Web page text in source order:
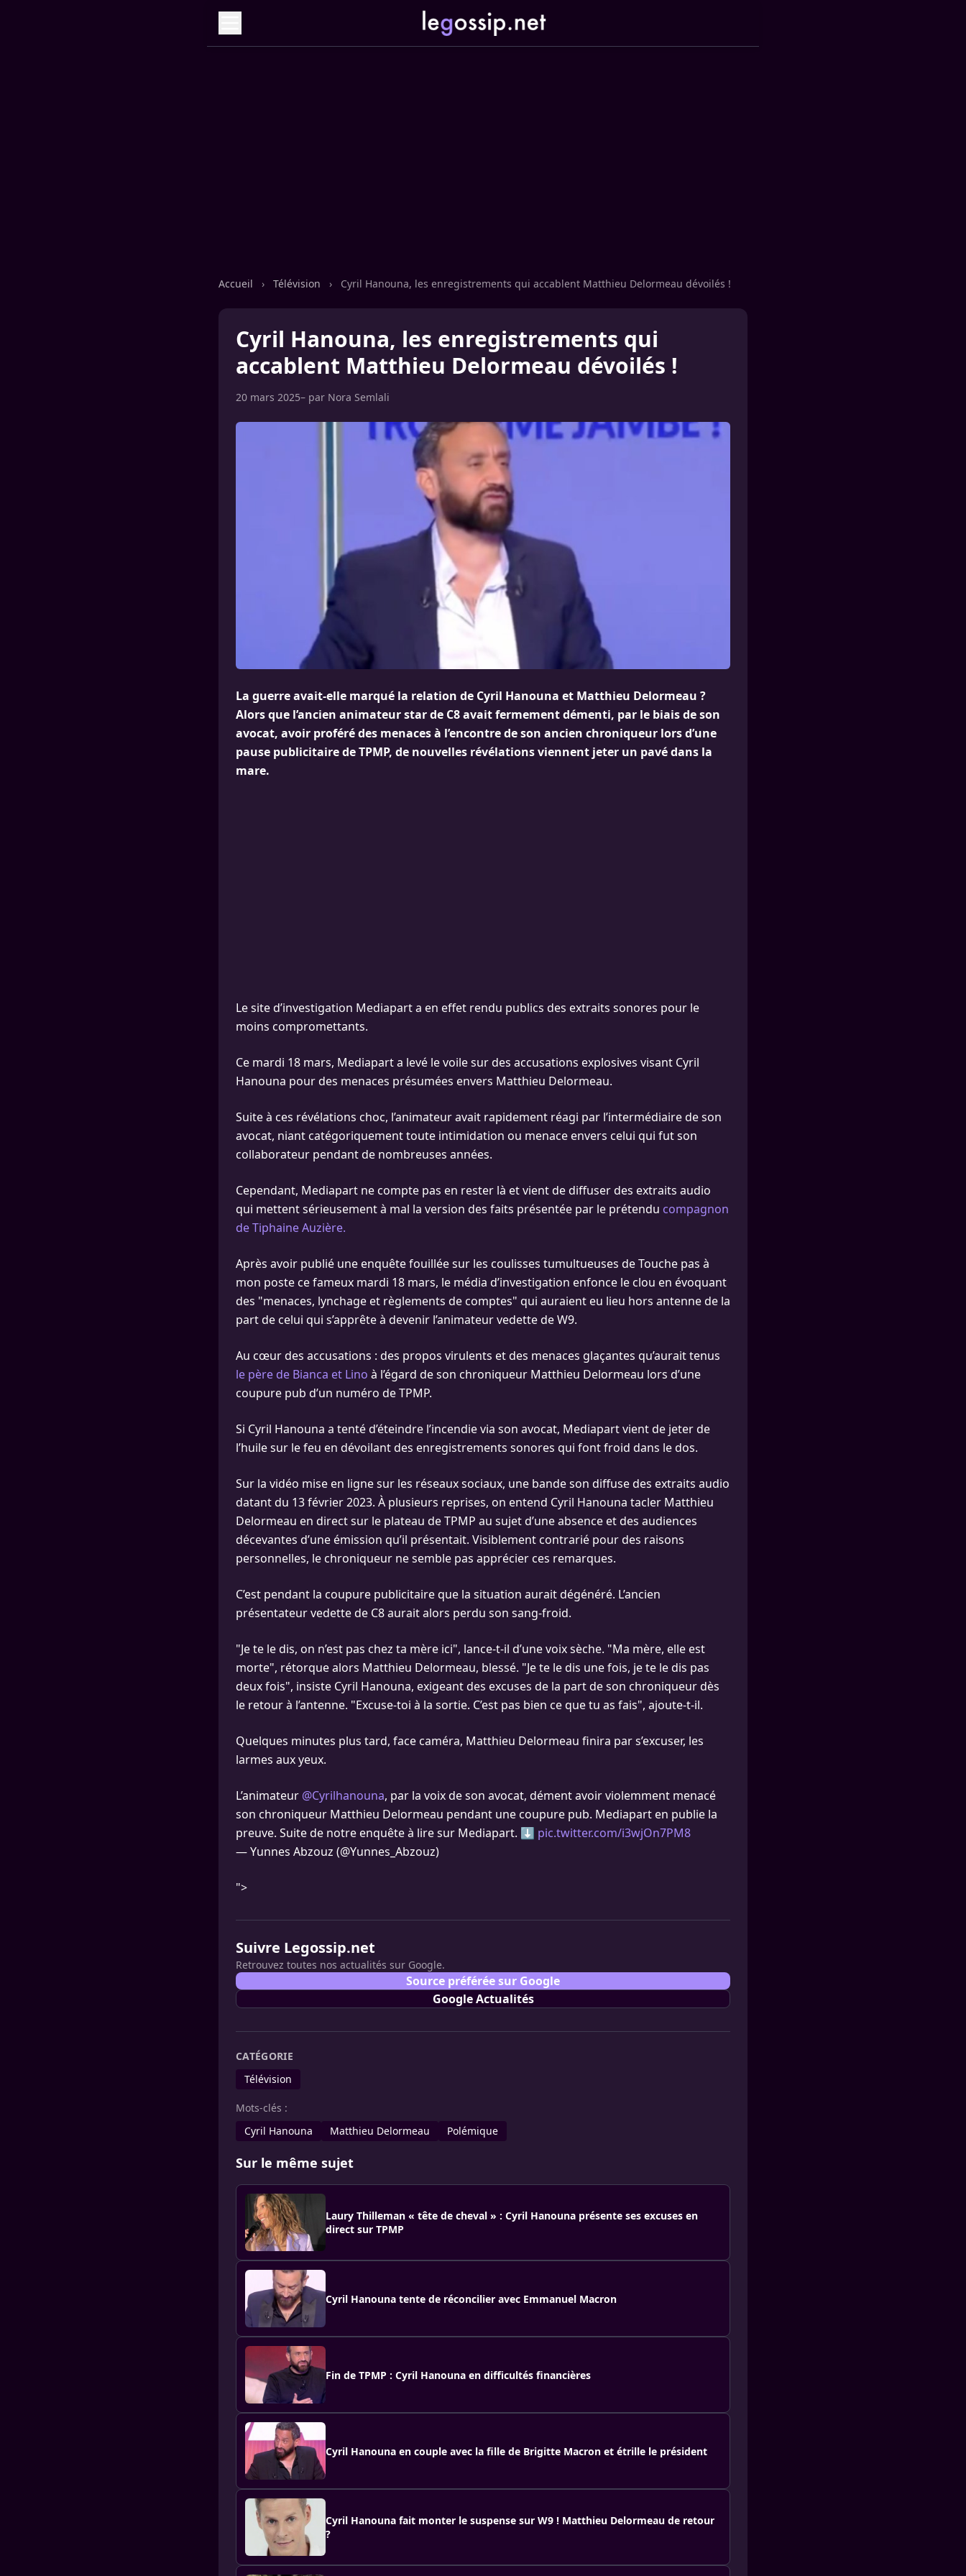
Accueil › Télévision › Cyril Hanouna, les enregistrements qui accablent Matthieu Delormeau dévoilés !
Cyril Hanouna, les enregistrements qui
accablent Matthieu Delormeau dévoilés !
20 mars 2025– par Nora Semlali
La guerre avait-elle marqué la relation de Cyril Hanouna et Matthieu Delormeau ?
Alors que l’ancien animateur star de C8 avait fermement démenti, par le biais de son
avocat, avoir proféré des menaces à l’encontre de son ancien chroniqueur lors d’une
pause publicitaire de TPMP, de nouvelles révélations viennent jeter un pavé dans la
mare.
Le site d’investigation Mediapart a en effet rendu publics des extraits sonores pour le
moins compromettants.
Ce mardi 18 mars, Mediapart a levé le voile sur des accusations explosives visant Cyril
Hanouna pour des menaces présumées envers Matthieu Delormeau.
Suite à ces révélations choc, l’animateur avait rapidement réagi par l’intermédiaire de son
avocat, niant catégoriquement toute intimidation ou menace envers celui qui fut son
collaborateur pendant de nombreuses années.
Cependant, Mediapart ne compte pas en rester là et vient de diffuser des extraits audio
qui mettent sérieusement à mal la version des faits présentée par le prétendu compagnon
de Tiphaine Auzière.
Après avoir publié une enquête fouillée sur les coulisses tumultueuses de Touche pas à
mon poste ce fameux mardi 18 mars, le média d’investigation enfonce le clou en évoquant
des "menaces, lynchage et règlements de comptes" qui auraient eu lieu hors antenne de la
part de celui qui s’apprête à devenir l’animateur vedette de W9.
Au cœur des accusations : des propos virulents et des menaces glaçantes qu’aurait tenus
le père de Bianca et Lino à l’égard de son chroniqueur Matthieu Delormeau lors d’une
coupure pub d’un numéro de TPMP.
Si Cyril Hanouna a tenté d’éteindre l’incendie via son avocat, Mediapart vient de jeter de
l’huile sur le feu en dévoilant des enregistrements sonores qui font froid dans le dos.
Sur la vidéo mise en ligne sur les réseaux sociaux, une bande son diffuse des extraits audio
datant du 13 février 2023. À plusieurs reprises, on entend Cyril Hanouna tacler Matthieu
Delormeau en direct sur le plateau de TPMP au sujet d’une absence et des audiences
décevantes d’une émission qu’il présentait. Visiblement contrarié pour des raisons
personnelles, le chroniqueur ne semble pas apprécier ces remarques.
C’est pendant la coupure publicitaire que la situation aurait dégénéré. L’ancien
présentateur vedette de C8 aurait alors perdu son sang-froid.
"Je te le dis, on n’est pas chez ta mère ici", lance-t-il d’une voix sèche. "Ma mère, elle est
morte", rétorque alors Matthieu Delormeau, blessé. "Je te le dis une fois, je te le dis pas
deux fois", insiste Cyril Hanouna, exigeant des excuses de la part de son chroniqueur dès
le retour à l’antenne. "Excuse-toi à la sortie. C’est pas bien ce que tu as fais", ajoute-t-il.
Quelques minutes plus tard, face caméra, Matthieu Delormeau finira par s’excuser, les
larmes aux yeux.
L’animateur @Cyrilhanouna, par la voix de son avocat, dément avoir violemment menacé
son chroniqueur Matthieu Delormeau pendant une coupure pub. Mediapart en publie la
preuve. Suite de notre enquête à lire sur Mediapart. ⬇️ pic.twitter.com/i3wjOn7PM8
— Yunnes Abzouz (@Yunnes_Abzouz)
">
Suivre Legossip.net
Retrouvez toutes nos actualités sur Google.
Source préférée sur Google
Google Actualités
CATÉGORIE
Télévision
Mots-clés :
Cyril Hanouna
Matthieu Delormeau Polémique
Sur le même sujet
Laury Thilleman « tête de cheval » : Cyril Hanouna présente ses excuses en
direct sur TPMP
Cyril Hanouna tente de réconcilier avec Emmanuel Macron
Fin de TPMP : Cyril Hanouna en difficultés financières
Cyril Hanouna en couple avec la fille de Brigitte Macron et étrille le président
Cyril Hanouna fait monter le suspense sur W9 ! Matthieu Delormeau de retour
?